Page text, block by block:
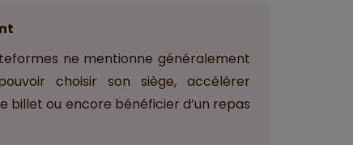
ne mentionne généralement
choisir son siège, accélérer
billet ou encore bénéficier d’un repas